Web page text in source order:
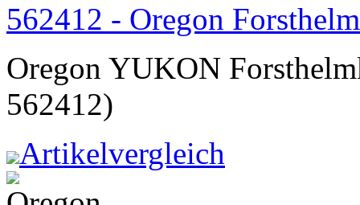
562412 - Oregon
Oregon YUKON
562412)
Artikelvergleich